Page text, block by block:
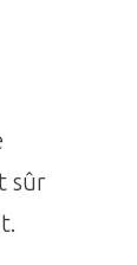
sûr